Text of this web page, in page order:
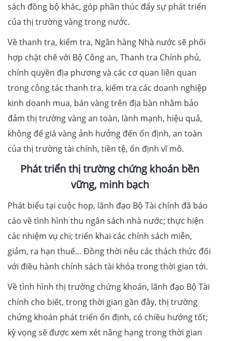
sách đồng bộ khác, góp phần thúc đẩy sự phát triển
của thị trường vàng trong nước.
Về thanh tra, kiểm tra, Ngân hàng Nhà nước sẽ phối
hợp chặt chẽ với Bộ Công an, Thanh tra Chính phủ,
chính quyền địa phương và các cơ quan liên quan
trong công tác thanh tra, kiểm tra các doanh nghiệp
kinh doanh mua, bán vàng trên địa bàn nhằm bảo
đảm thị trường vàng an toàn, lành mạnh, hiệu quả,
không để giá vàng ảnh hưởng đến ổn định, an toàn
của thị trường tài chính, tiền tệ, ổn định vĩ mô.
Phát triển thị trường chứng khoán bền
vững, minh bạch
Phát biểu tại cuộc họp, lãnh đạo Bộ Tài chính đã báo
cáo về tình hình thu ngân sách nhà nước; thực hiện
các nhiệm vụ chi; triển khai các chính sách miễn,
giảm, ra hạn thuế… Đồng thời nêu các thách thức đối
với điều hành chính sách tài khóa trong thời gian tới.
Về tình hình thị trường chứng khoán, lãnh đạo Bộ Tài
chính cho biết, trong thời gian gần đây, thị trường
chứng khoán phát triển ổn định, có chiều hướng tốt;
kỳ vọng sẽ được xem xét nâng hạng trong thời gian